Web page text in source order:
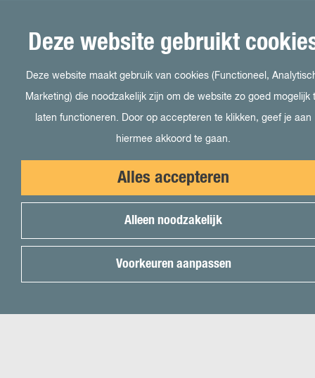
Deze website gebruikt
Deze website maakt gebruik van cookies (Functioneel,
Marketing) die noodzakelijk zijn om de website zo goed mogelijk
laten functioneren. Door op accepteren te klikken, geef je aan
hiermee akkoord te gaan.
Alles accepteren
Alleen noodzakelijk
Voorkeuren aanpassen
LinkedIn UPALMERE!
LinkedIn Ondernemersplein
LinkedIn EOG
Visit Almere
Het kan in Almere
Student in Almere